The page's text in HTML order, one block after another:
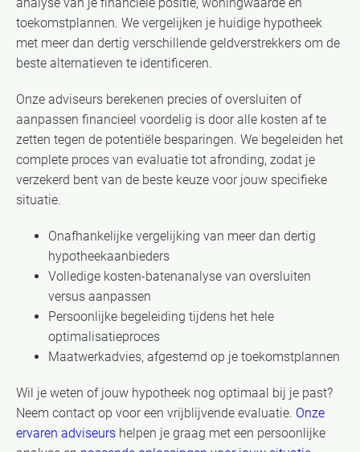
toekomstplannen. We vergelijken je huidige hypotheek
met meer dan dertig verschillende geldverstrekkers om de
beste alternatieven te identificeren.
Onze adviseurs berekenen precies of oversluiten of
aanpassen financieel voordelig is door alle kosten af te
zetten tegen de potentiële besparingen. We begeleiden het
complete proces van evaluatie tot afronding, zodat je
verzekerd bent van de beste keuze voor jouw specifieke
situatie.
Onafhankelijke vergelijking van meer dan dertig
hypotheekaanbieders
Volledige kosten-batenanalyse van oversluiten
versus aanpassen
Persoonlijke begeleiding tijdens het hele
optimalisatieproces
Maatwerkadvies, afgestemd op je toekomstplannen
Wil je weten of jouw hypotheek nog optimaal bij je past?
Neem contact op voor een vrijblijvende evaluatie. Onze
ervaren adviseurs helpen je graag met een persoonlijke